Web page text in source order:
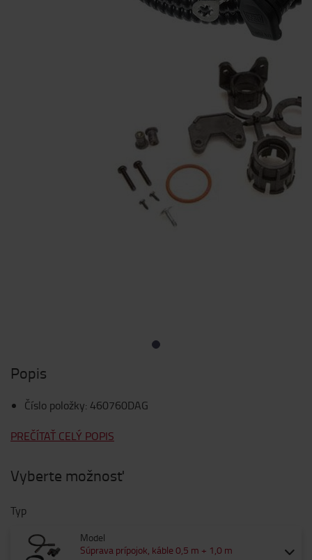
Popis
Číslo položky: 460760DAG
PREČÍTAŤ CELÝ POPIS
Vyberte možnosť
Typ
Model
Súprava prípojok, káble 0,5 m + 1,0 m